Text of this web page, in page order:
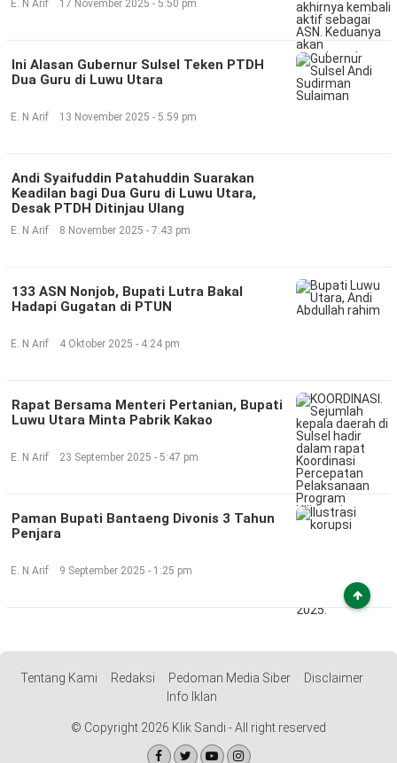
-
All
E. N Arif 17 November 2025 - 5:50 pm
Ini Alasan Gubernur Sulsel Teken PTDH
Dua Guru di Luwu Utara
E. N Arif 13 November 2025 - 5:59 pm
Andi Syaifuddin Patahuddin Suarakan
Keadilan bagi Dua Guru di Luwu Utara,
Desak PTDH Ditinjau Ulang
E. N Arif 8 November 2025 - 7:43 pm
133 ASN Nonjob, Bupati Lutra Bakal
Hadapi Gugatan di PTUN
E. N Arif 4 Oktober 2025 - 4:24 pm
Rapat Bersama Menteri Pertanian, Bupati
Luwu Utara Minta Pabrik Kakao
E. N Arif 23 September 2025 - 5:47 pm
Paman Bupati Bantaeng Divonis 3 Tahun
Penjara
E. N Arif 9 September 2025 - 1:25 pm
Tentang Kami Redaksi Pedoman Media Siber
Disclaimer
Info Iklan
© Copyright 2026 Klik Sandi - All right reserved